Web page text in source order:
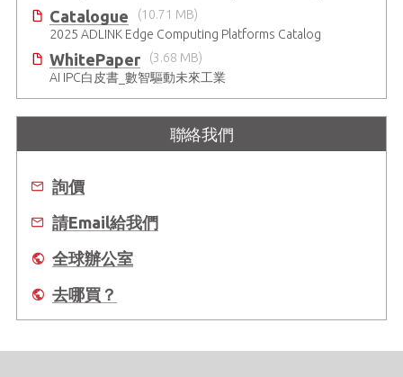
Catalogue
(10.71 MB)
2025 ADLINK Edge Computing Platforms Catalog
WhitePaper
(3.68 MB)
AI IPC白皮書_數智驅動未來工業
聯絡我們
詢價
請Email給我們
全球辦公室
去哪買？